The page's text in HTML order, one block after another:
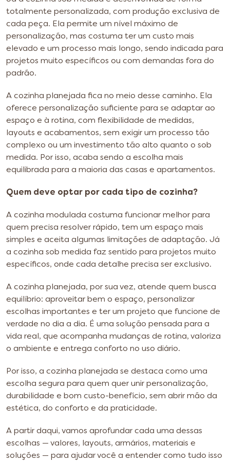
totalmente personalizada, com produção exclusiva de
cada peça. Ela permite um nível máximo de
personalização, mas costuma ter um custo mais
elevado e um processo mais longo, sendo indicada para
projetos muito específicos ou com demandas fora do
padrão.
A cozinha planejada fica no meio desse caminho. Ela
oferece personalização suficiente para se adaptar ao
espaço e à rotina, com flexibilidade de medidas,
layouts e acabamentos, sem exigir um processo tão
complexo ou um investimento tão alto quanto o sob
medida. Por isso, acaba sendo a escolha mais
equilibrada para a maioria das casas e apartamentos.
Quem deve optar por cada tipo de cozinha?
A cozinha modulada costuma funcionar melhor para
quem precisa resolver rápido, tem um espaço mais
simples e aceita algumas limitações de adaptação. Já
a cozinha sob medida faz sentido para projetos muito
específicos, onde cada detalhe precisa ser exclusivo.
A cozinha planejada, por sua vez, atende quem busca
equilíbrio: aproveitar bem o espaço, personalizar
escolhas importantes e ter um projeto que funcione de
verdade no dia a dia. É uma solução pensada para a
vida real, que acompanha mudanças de rotina, valoriza
o ambiente e entrega conforto no uso diário.
Por isso, a cozinha planejada se destaca como uma
escolha segura para quem quer unir personalização,
durabilidade e bom custo-benefício, sem abrir mão da
estética, do conforto e da praticidade.
A partir daqui, vamos aprofundar cada uma dessas
escolhas — valores, layouts, armários, materiais e
soluções — para ajudar você a entender como tudo isso